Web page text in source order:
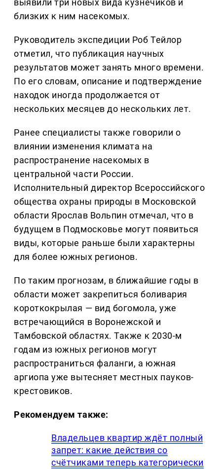
выявили три новых вида кузнечиков и
близких к ним насекомых.
Руководитель экспедиции Роб Тейлор
отметил, что публикация научных
результатов может занять много времени.
По его словам, описание и подтверждение
находок иногда продолжается от
нескольких месяцев до нескольких лет.
Ранее специалисты также говорили о
влиянии изменения климата на
распространение насекомых в
центральной части России.
Исполнительный директор Всероссийского
общества охраны природы в Московской
области Ярослав Вольпин отмечал, что в
будущем в Подмосковье могут появиться
виды, которые раньше были характерны
для более южных регионов.
По таким прогнозам, в ближайшие годы в
области может закрепиться боливария
короткокрылая — вид богомола, уже
встречающийся в Воронежской и
Тамбовской областях. Также к 2030-м
годам из южных регионов могут
распространиться фаланги, а южная
аргиопа уже вытесняет местных пауков-
крестовиков.
Рекомендуем также:
Владельцев квартир ждёт полный
запрет: какие действия со
счётчиками теперь категорически